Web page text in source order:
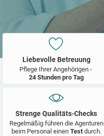
Liebevolle Betreuung
Pflege Ihrer Angehörigen -
24 Stunden pro Tag
Strenge Qualitäts-Checks
Regelmäßig führen die Agenturen
beim Personal einen Test durch.